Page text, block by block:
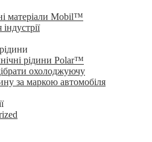
матеріали Mobil™
рідини Polar™
охолоджуючу
за маркою автомобіля